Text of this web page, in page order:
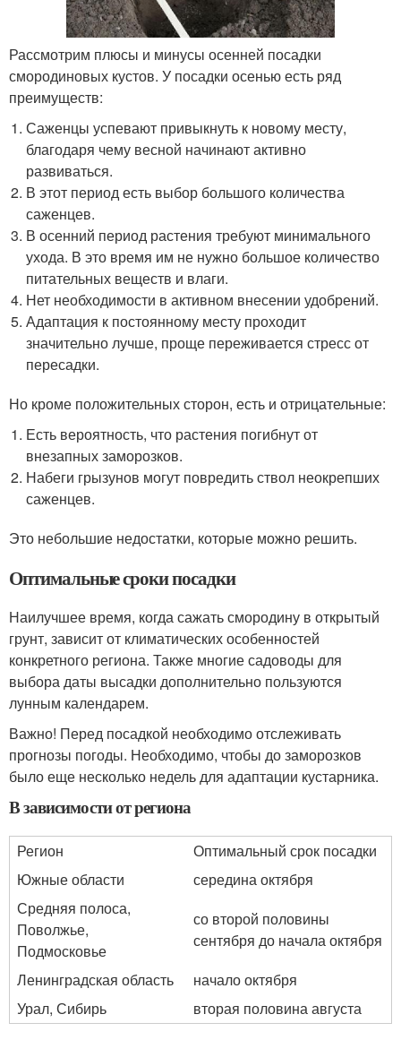
Рассмотрим плюсы и минусы осенней посадки
смородиновых кустов. У посадки осенью есть ряд
преимуществ:
Саженцы успевают привыкнуть к новому месту,
благодаря чему весной начинают активно
развиваться.
В этот период есть выбор большого количества
саженцев.
В осенний период растения требуют минимального
ухода. В это время им не нужно большое количество
питательных веществ и влаги.
Нет необходимости в активном внесении удобрений.
Адаптация к постоянному месту проходит
значительно лучше, проще переживается стресс от
пересадки.
Но кроме положительных сторон, есть и отрицательные:
Есть вероятность, что растения погибнут от
внезапных заморозков.
Набеги грызунов могут повредить ствол неокрепших
саженцев.
Это небольшие недостатки, которые можно решить.
Оптимальные сроки посадки
Наилучшее время, когда сажать смородину в открытый
грунт, зависит от климатических особенностей
конкретного региона. Также многие садоводы для
выбора даты высадки дополнительно пользуются
лунным календарем.
Важно! Перед посадкой необходимо отслеживать
прогнозы погоды. Необходимо, чтобы до заморозков
было еще несколько недель для адаптации кустарника.
В зависимости от региона
Регион
Оптимальный срок посадки
Южные области
середина октября
Средняя полоса,
Поволжье,
Подмосковье
со второй половины
сентября до начала октября
Ленинградская область
начало октября
Урал, Сибирь
вторая половина августа